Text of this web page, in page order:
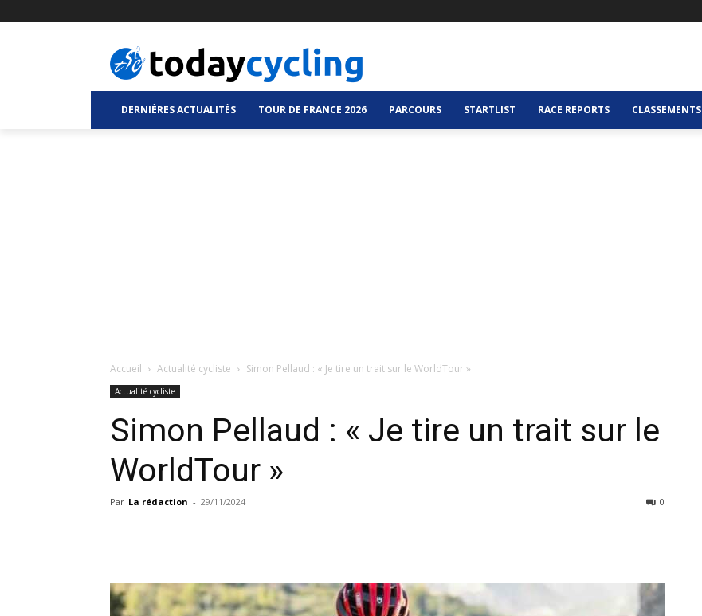
DERNIÈRES ACTUALITÉS TOUR DE FRANCE 2026 PARCOURS STARTLIST RACE REPORTS CLASSEMENTS
Accueil Actualité cycliste Simon Pellaud : « Je tire un trait sur le WorldTour »
Actualité cycliste
Simon Pellaud : « Je tire un trait sur le
WorldTour »
Par La rédaction - 29/11/2024 0